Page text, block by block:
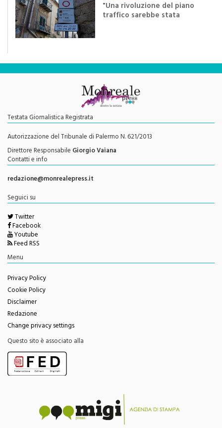
diRedazione
"Una rivoluzione del piano
Testata Giornalistica Registrata
Autorizzazione del Tribunale di Palermo N. 621/2013
Direttore ResponsabileGiorgio Vaiana
Contatti e info
redazione@monrealepress.it
Seguici su
Twitter
Facebook
Youtube
Feed RSS
Privacy Policy
Cookie Policy
Disclaimer
Redazione
Change privacy settings
Questo sito è associato alla